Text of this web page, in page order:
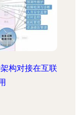
构对接在互联